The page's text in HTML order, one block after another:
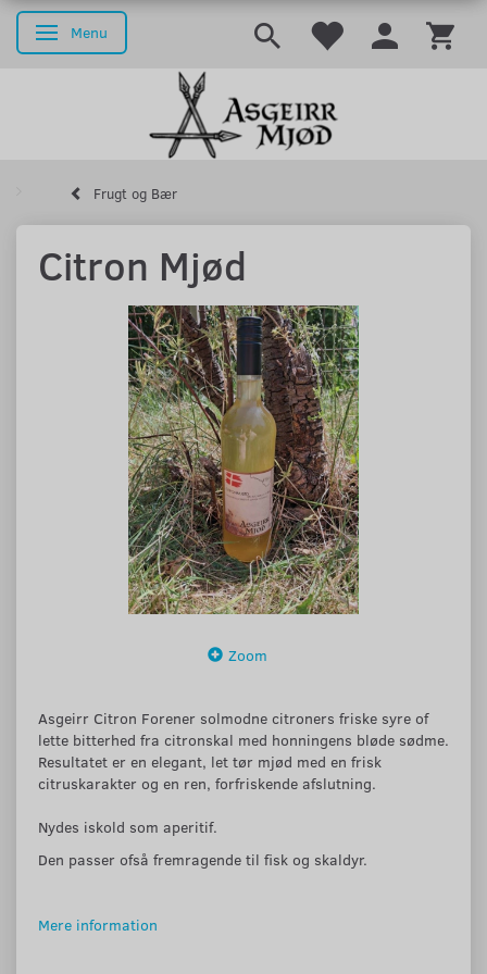
Skifte navigation
Menu
Frugt og Bær
Citron Mjød
Zoom
Asgeirr Citron Forener solmodne citroners friske syre of
lette bitterhed fra citronskal med honningens bløde sødme.
Resultatet er en elegant, let tør mjød med en frisk
citruskarakter og en ren, forfriskende afslutning.
Nydes iskold som aperitif.
Den passer ofså fremragende til fisk og skaldyr.
Mere information